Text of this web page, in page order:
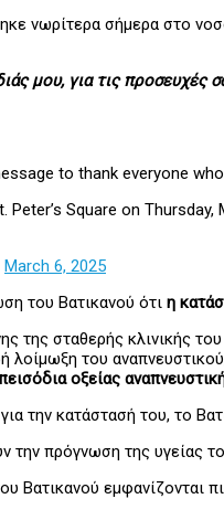
νωρίτερα σήμερα στο
μου, για τις προσευχές
to thank everyone
Square on
March 6, 2025
του Βατικανού ότι η
της σταθερής κλινικής
λοίμωξη του
οξείας
την κατάστασή του, το
την πρόγνωση της υγείας
Βατικανού εμφανίζονται